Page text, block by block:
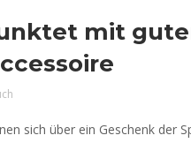
mit
sich über ein Geschenk der